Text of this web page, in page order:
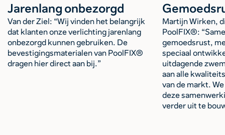
Jarenlang onbezorgd
Van der Ziel: “Wij vinden het belangrijk
dat klanten onze verlichting jarenlang
onbezorgd kunnen gebruiken. De
bevestigingsmaterialen van PoolFIX®
dragen hier direct aan bij.”
Martijn Wirken,
PoolFIX®:
gemoedsrust,
speciaal
uitdagende
aan alle
van de markt.
deze
verder uit te